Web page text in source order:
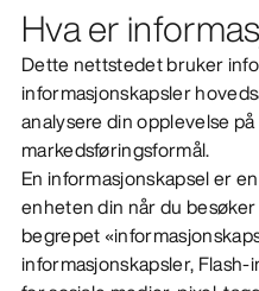
FOTTØY
UTSTYR
VEILANCE
OPPDAG
Hva er
Dette nettstedet bruker
informasjonskapsler
analysere din opplevelse
markedsføringsformål.
En informasjonskapsel er
enheten din når du
begrepet
informasjonskapsler,